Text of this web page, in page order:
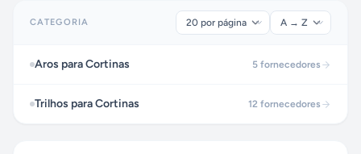
CATEGORIA
Aros para Cortinas 5 fornecedores
Trilhos para Cortinas 12 fornecedores